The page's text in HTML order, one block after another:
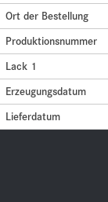
Ort der Bestellung
Produktionsnummer
Lack 1
Erzeugungsdatum
Lieferdatum